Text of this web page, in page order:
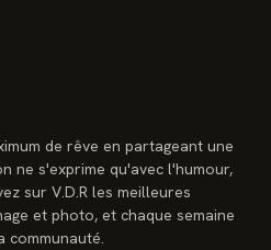
de rêve en partageant une
ne s'exprime qu'avec l'humour,
sur V.D.R les meilleures
et photo, et chaque semaine
communauté.